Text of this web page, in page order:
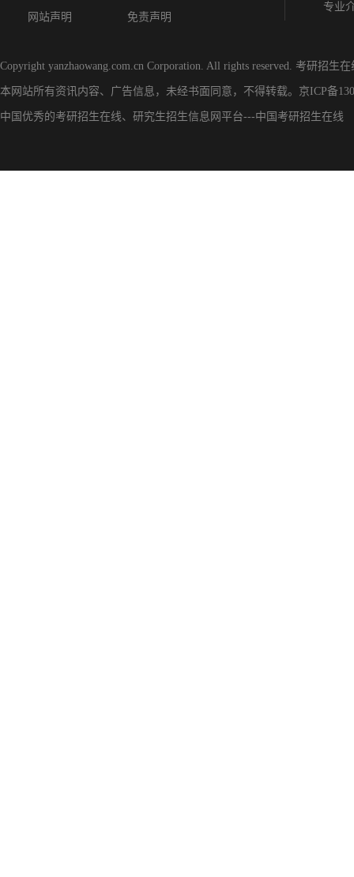
网站声明 免责声明
专业
Copyright yanzhaowang.com.cn Corporation. All rights reserved. 考研招生在
本网站所有资讯内容、广告信息，未经书面同意，不得转载。 京ICP备
中国优秀的考研招生在线、 研究生招生信息网 平台---中国考研招生在线